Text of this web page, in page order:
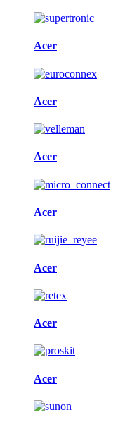
Acer
Acer
Acer
Acer
Acer
Acer
Acer